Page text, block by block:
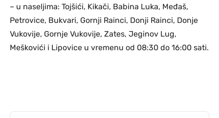
– u naseljima: Tojšići, Kikači, Babina Luka, Međaš,
Petrovice, Bukvari, Gornji Rainci, Donji Rainci, Donje
Vukovije, Gornje Vukovije, Zates, Jeginov Lug,
Meškovići i Lipovice u vremenu od 08:30 do 16:00 sati.